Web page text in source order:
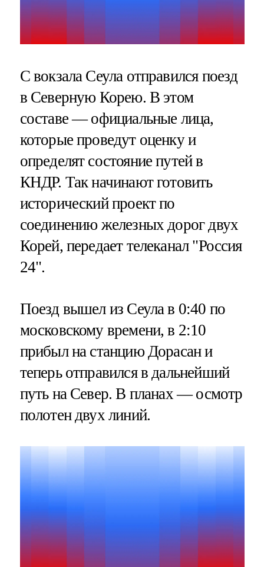
С вокзала Сеула отправился поезд
в Северную Корею. В этом
составе — официальные лица,
которые проведут оценку и
определят состояние путей в
КНДР. Так начинают готовить
исторический проект по
соединению железных дорог двух
Корей, передает телеканал "Россия
24".
Поезд вышел из Сеула в 0:40 по
московскому времени, в 2:10
прибыл на станцию Дорасан и
теперь отправился в дальнейший
путь на Север. В планах — осмотр
полотен двух линий.